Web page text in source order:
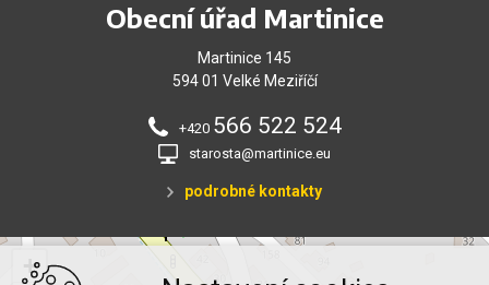
Obecní úřad Martinice
Martinice 145
594 01 Velké Meziříčí
+420 566 522 524
starosta@martinice.eu
podrobné kontakty
+